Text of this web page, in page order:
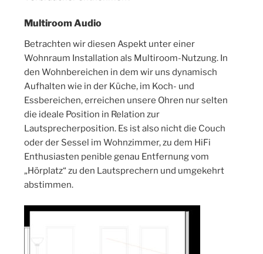
Multiroom Audio
Betrachten wir diesen Aspekt unter einer
Wohnraum Installation als Multiroom-Nutzung. In
den Wohnbereichen in dem wir uns dynamisch
Aufhalten wie in der Küche, im Koch- und
Essbereichen, erreichen unsere Ohren nur selten
die ideale Position in Relation zur
Lautsprecherposition. Es ist also nicht die Couch
oder der Sessel im Wohnzimmer, zu dem HiFi
Enthusiasten penible genau Entfernung vom
„Hörplatz“ zu den Lautsprechern und umgekehrt
abstimmen.